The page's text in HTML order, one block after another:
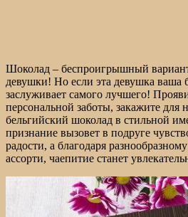
Шоколад – беспроигрышный
девушки! Но если эта девушка ваша
заслуживает самого лучшего!
персональной заботы, закажите для
бельгийский шоколад в стильной
признание вызовет в подруге
радости, а благодаря
ассорти, чаепитие станет